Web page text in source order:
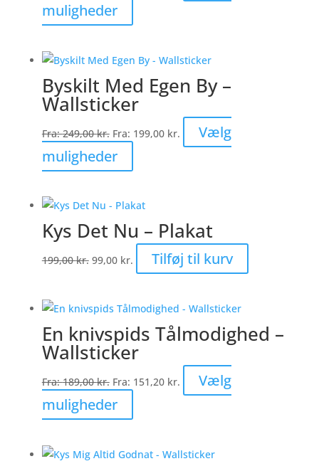
på
muligheder
vare
flere
varianter.
Mulighederne
vælges
varesiden
Byskilt Med Egen By –
Wallsticker
Fra:249,00kr. Fra: 199,00 kr.
Vælg
muligheder
vare
flere
varianter.
Mulighederne
kan
varesiden
Kys Det Nu – Plakat
199,00kr. Den
oprindelige
var:
199,00 kr..
99,00 kr.
aktuelle
er:
99,00 kr..
Tilføj til kurv
En knivspids Tålmodighed –
Wallsticker
Fra:189,00kr. Fra: 151,20 kr.
Vælg
muligheder
vare
flere